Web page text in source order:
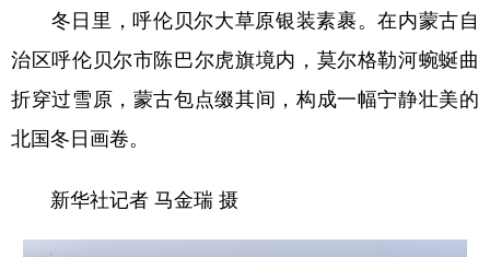
冬日里，呼伦贝尔大草原银装素裹。在内蒙古自
治区呼伦贝尔市陈巴尔虎旗境内，莫尔格勒河蜿蜒曲
折穿过雪原，蒙古包点缀其间，构成一幅宁静壮美的
北国冬日画卷。
新华社记者 马金瑞 摄